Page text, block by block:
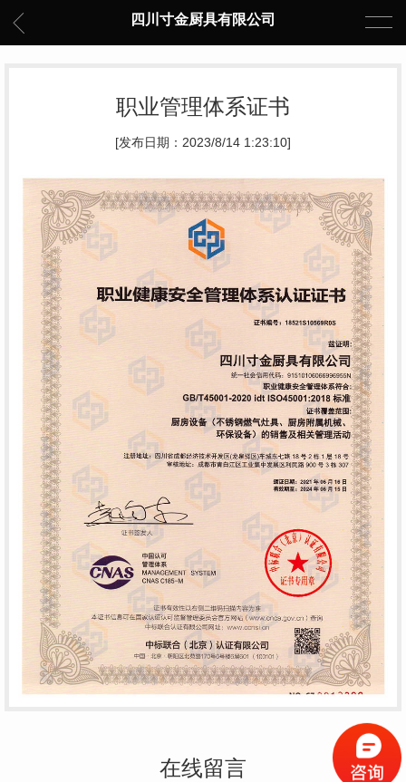
四川寸金厨具有限公司
职业管理体系证书
[发布日期：2023/8/14 1:23:10]
在线留言